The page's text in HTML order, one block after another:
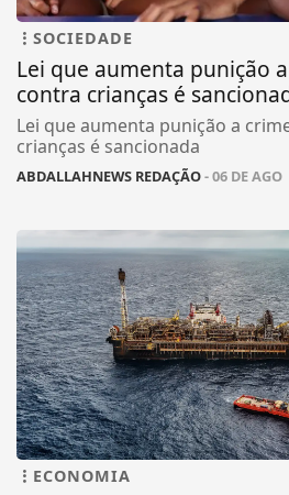
SOCIEDADE
Lei que aumenta punição
contra crianças é
Lei que aumenta punição a
crianças é sancionada
ABDALLAHNEWS REDAÇÃO- 06 DE AGO
ECONOMIA